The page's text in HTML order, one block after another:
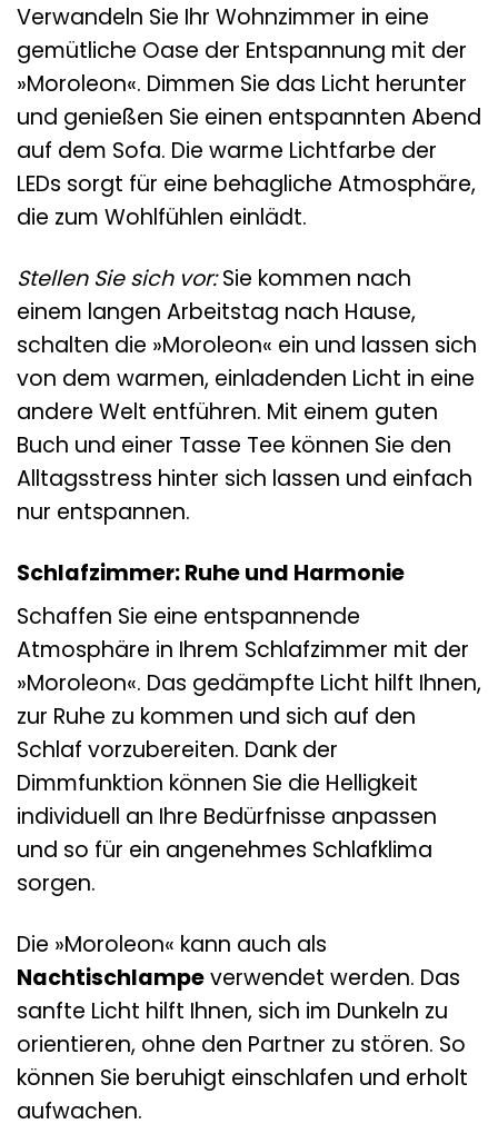
Verwandeln Sie Ihr Wohnzimmer in eine
gemütliche Oase der Entspannung mit der
»Moroleon«. Dimmen Sie das Licht herunter
und genießen Sie einen entspannten Abend
auf dem Sofa. Die warme Lichtfarbe der
LEDs sorgt für eine behagliche Atmosphäre,
die zum Wohlfühlen einlädt.
Stellen Sie sich vor:Sie kommen nach
einem langen Arbeitstag nach Hause,
schalten die »Moroleon« ein und lassen sich
von dem warmen, einladenden Licht in eine
andere Welt entführen. Mit einem guten
Buch und einer Tasse Tee können Sie den
Alltagsstress hinter sich lassen und einfach
nur entspannen.
Schlafzimmer: Ruhe und Harmonie
Schaffen Sie eine entspannende
Atmosphäre in Ihrem Schlafzimmer mit der
»Moroleon«. Das gedämpfte Licht hilft Ihnen,
zur Ruhe zu kommen und sich auf den
Schlaf vorzubereiten. Dank der
Dimmfunktion können Sie die Helligkeit
individuell an Ihre Bedürfnisse anpassen
und so für ein angenehmes Schlafklima
sorgen.
Die »Moroleon« kann auch als
Nachtischlampeverwendet werden. Das
sanfte Licht hilft Ihnen, sich im Dunkeln zu
orientieren, ohne den Partner zu stören. So
können Sie beruhigt einschlafen und erholt
aufwachen.